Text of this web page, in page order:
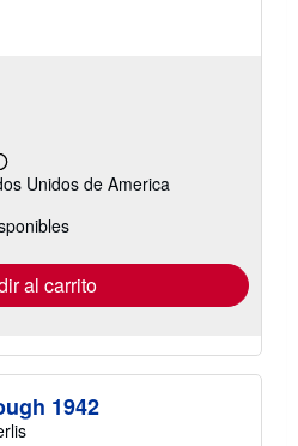
tarifas
envío
Unidos de America
al carrito
1942